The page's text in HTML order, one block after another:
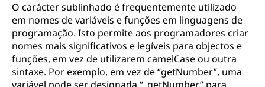
O carácter sublinhado é frequentemente utilizado
em nomes de variáveis e funções em linguagens de
programação. Isto permite aos programadores criar
nomes mais significativos e legíveis para objectos e
funções, em vez de utilizarem camelCase ou outra
sintaxe. Por exemplo, em vez de “getNumber”, uma